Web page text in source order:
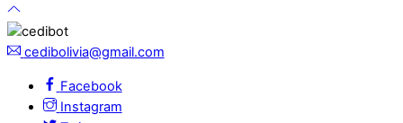
cedibolivia@gmail.com
Facebook
Instagram